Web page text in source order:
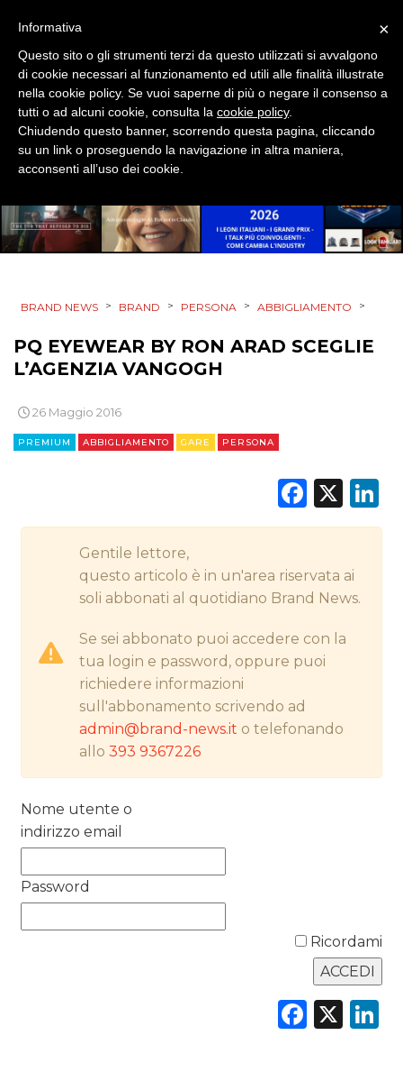
EVENTI
MOBILE
PROMOZIONI
PRODOTTI
CSR
EDITORIA
ESTERNA
RADIO / AUDIO
DATI
PREVISIONI/SCENARI
BRAND NEWS > BRAND > PERSONA > ABBIGLIAMENTO >
PQ EYEWEAR BY RON ARAD SCEGLIE
L’AGENZIA VANGOGH
26 Maggio 2016
PREMIUM ABBIGLIAMENTO GARE PERSONA
X
Gentile lettore,
questo articolo è in un'area riservata ai
soli abbonati al quotidiano Brand News.
Se sei abbonato puoi accedere con la
tua login e password, oppure puoi
richiedere informazioni
sull'abbonamento scrivendo ad
admin@brand-news.it o telefonando
allo393 9367226
Nome utente o
indirizzo email
Password
Ricordami
X
×
Informativa
Questo sito o gli strumenti terzi da questo utilizzati si avvalgono
di cookie necessari al funzionamento ed utili alle finalità illustrate
nella cookie policy. Se vuoi saperne di più o negare il consenso a
tutti o ad alcuni cookie, consulta la cookie policy.
Chiudendo questo banner, scorrendo questa pagina, cliccando
su un link o proseguendo la navigazione in altra maniera,
acconsenti all’uso dei cookie.